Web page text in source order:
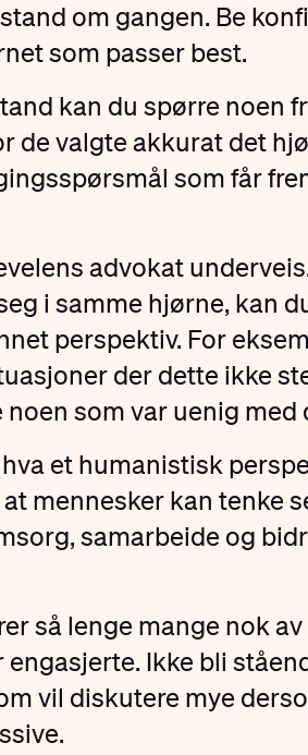
om gangen. Be
som passer best.
kan du spørre noen
de valgte akkurat det
som får
advokat
i samme hjørne, kan
perspektiv. For
der dette ikke
noen som var uenig med
hva et humanistisk
mennesker kan tenke
samarbeide og
så lenge mange nok av
Ikke bli
vil diskutere mye